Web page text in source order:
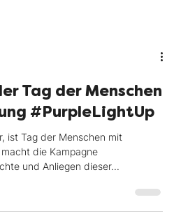
Tag der Menschen
#PurpleLightUp
ist Tag der Menschen mit
und Anliegen dieser...